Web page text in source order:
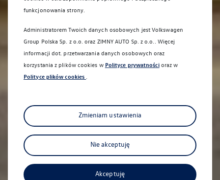
funkcjonowania strony.
Administratorem Twoich danych osobowych jest Volkswagen
Group Polska Sp. z o.o. oraz ZIMNY AUTO Sp. z o.o. . Więcej
informacji dot. przetwarzania danych osobowych oraz
korzystania z plików cookies w Polityce prywatnościoraz w
Polityce plików cookies .
Zmieniam ustawienia
Nie akceptuję
Akceptuję